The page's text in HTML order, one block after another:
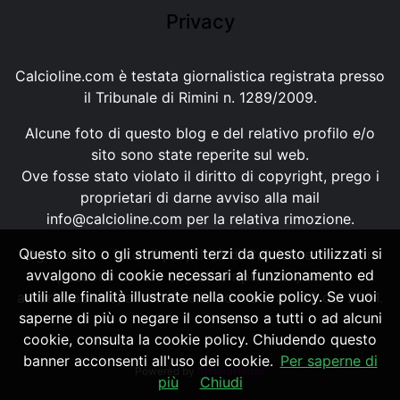
Privacy
Calcioline.com è testata giornalistica registrata presso
il Tribunale di Rimini n. 1289/2009.
Alcune foto di questo blog e del relativo profilo e/o
sito sono state reperite sul web.
Ove fosse stato violato il diritto di copyright, prego i
proprietari di darne avviso alla mail
info@calcioline.com per la relativa rimozione.
Ogni testo e foto di proprietà di Calcioline.com non
possono essere copiati o riprodotti, senza
autorizzazione, ai sensi della normativa n.29 del 2001.
Powered by SpheraHouse
Questo sito o gli strumenti terzi da questo utilizzati si
avvalgono di cookie necessari al funzionamento ed
utili alle finalità illustrate nella cookie policy. Se vuoi
saperne di più o negare il consenso a tutti o ad alcuni
cookie, consulta la cookie policy. Chiudendo questo
banner acconsenti all'uso dei cookie. Per saperne di
più
Chiudi